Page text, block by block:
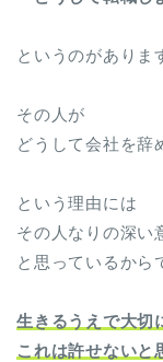
というのがありま
その人が
どうして会社を辞
という理由には
その人なりの深い
と思っているから
生きるうえで大切
これは許せないと